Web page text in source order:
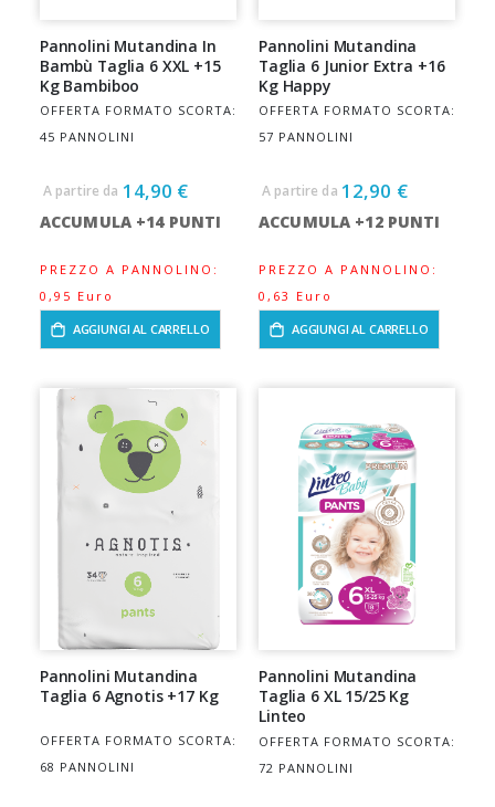
Pannolini Mutandina In
Bambù Taglia 6 XXL +15
Kg Bambiboo
OFFERTA FORMATO SCORTA:
45 PANNOLINI
A partire da 14,90 €
ACCUMULA +14 PUNTI
PREZZO A PANNOLINO:
0,95 Euro
AGGIUNGI AL CARRELLO
Pannolini Mutandina
Taglia 6 Junior Extra +16
Kg Happy
OFFERTA FORMATO SCORTA:
57 PANNOLINI
A partire da 12,90 €
ACCUMULA +12 PUNTI
PREZZO A PANNOLINO:
0,63 Euro
AGGIUNGI AL CARRELLO
Pannolini Mutandina
Taglia 6 Agnotis +17 Kg
OFFERTA FORMATO SCORTA:
68 PANNOLINI
Pannolini Mutandina
Taglia 6 XL 15/25 Kg
Linteo
OFFERTA FORMATO SCORTA:
72 PANNOLINI